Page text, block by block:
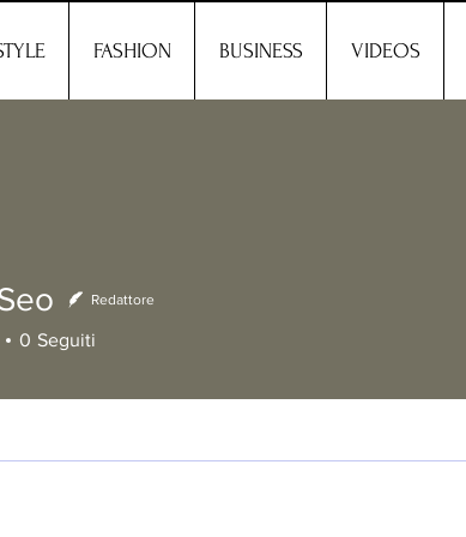
FASHION BUSINESS VIDEOS
Redattore
0 Seguiti